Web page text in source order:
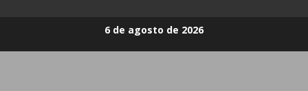
6 de agosto de 2026